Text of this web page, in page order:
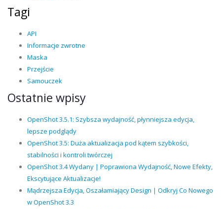
Tagi
API
Informacje zwrotne
Maska
Przejście
Samouczek
Ostatnie wpisy
OpenShot 3.5.1: Szybsza wydajność, płynniejsza edycja,
lepsze podglądy
OpenShot 3.5: Duża aktualizacja pod kątem szybkości,
stabilności i kontroli twórczej
OpenShot 3.4 Wydany | Poprawiona Wydajność, Nowe Efekty,
Ekscytujące Aktualizacje!
Mądrzejsza Edycja, Oszałamiający Design | Odkryj Co Nowego
w OpenShot 3.3